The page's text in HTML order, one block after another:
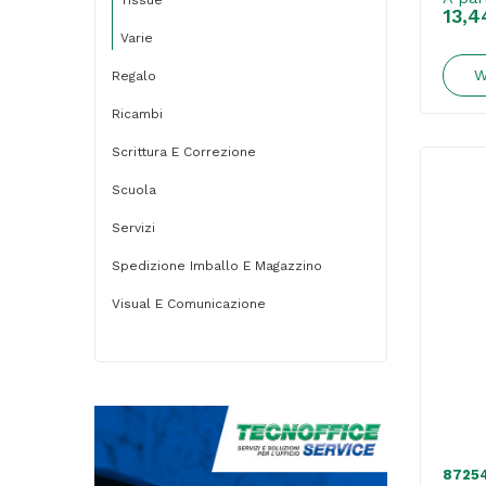
Varie
Regalo
Ricambi
Scrittura E Correzione
Scuola
Servizi
Spedizione Imballo E Magazzino
Visual E Comunicazione